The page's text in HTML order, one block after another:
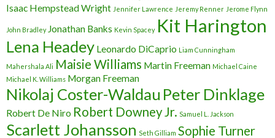
Isaac Hempstead Wright Jennifer Lawrence Jeremy Renner Jerome Flynn
John Bradley Jonathan Banks Kevin Spacey Kit Harington
Lena Headey Leonardo DiCaprio Liam Cunningham
Mahershala Ali Maisie Williams Martin Freeman Michael Caine
Michael K. Williams Morgan Freeman
Nikolaj Coster-Waldau Peter Dinklage
Robert De Niro Robert Downey Jr. Samuel L. Jackson
Scarlett Johansson Seth Gilliam Sophie Turner